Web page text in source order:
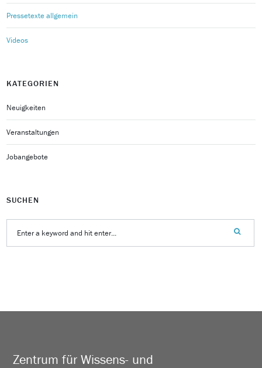
Pressetexte allgemein
Videos
KATEGORIEN
Neuigkeiten
Veranstaltungen
Jobangebote
SUCHEN
Zentrum für Wissens- und